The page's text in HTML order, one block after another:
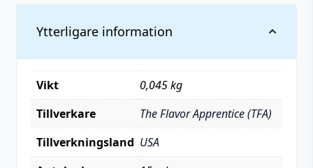
Ytterligare information
Vikt
0,045 kg
Tillverkare
The Flavor Apprentice (TFA)
Tillverkningsland USA